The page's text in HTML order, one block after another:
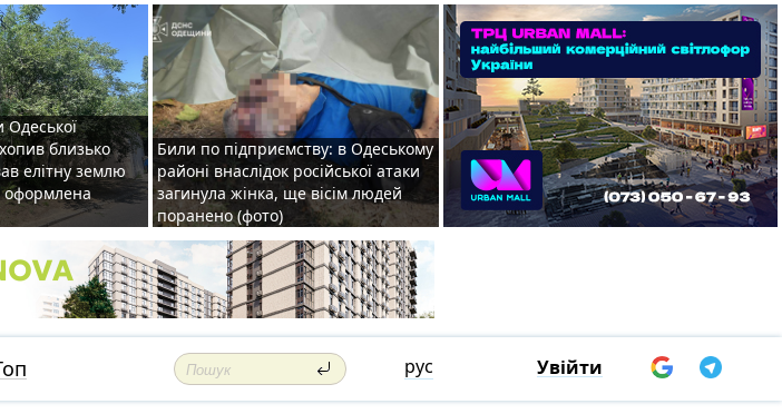
Одеської
близько
елітну землю
оформлена
Били по підприємству: в Одеському
районі внаслідок російської атаки
загинула жінка, ще вісім людей
поранено (фото)
рус Увійти